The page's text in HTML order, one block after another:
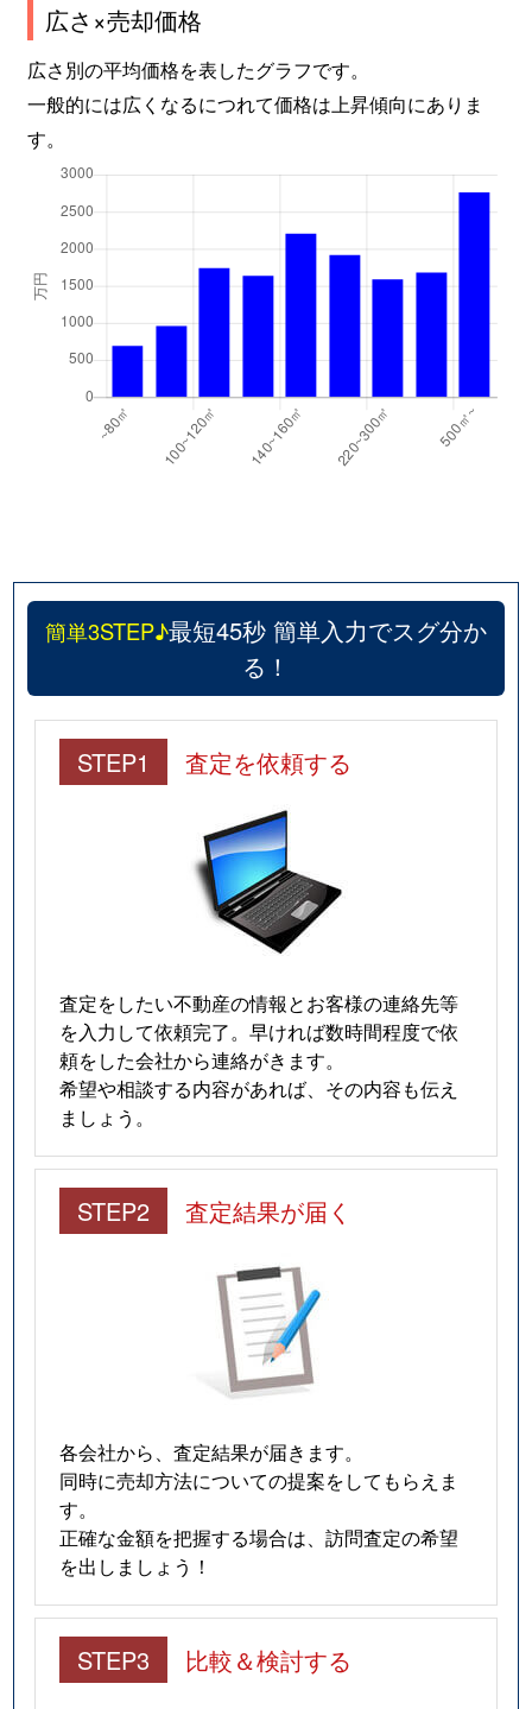
広さ×売却価格
広さ別の平均価格を表したグラフです。
一般的には広くなるにつれて価格は上昇傾向にありま
す。
簡単3STEP♪最短45秒 簡単入力でスグ分か
る！
STEP1 査定を依頼する
査定をしたい不動産の情報とお客様の連絡先等
を入力して依頼完了。早ければ数時間程度で依
頼をした会社から連絡がきます。
希望や相談する内容があれば、その内容も伝え
ましょう。
STEP2 査定結果が届く
各会社から、査定結果が届きます。
同時に売却方法についての提案をしてもらえま
す。
正確な金額を把握する場合は、訪問査定の希望
を出しましょう！
STEP3 比較＆検討する